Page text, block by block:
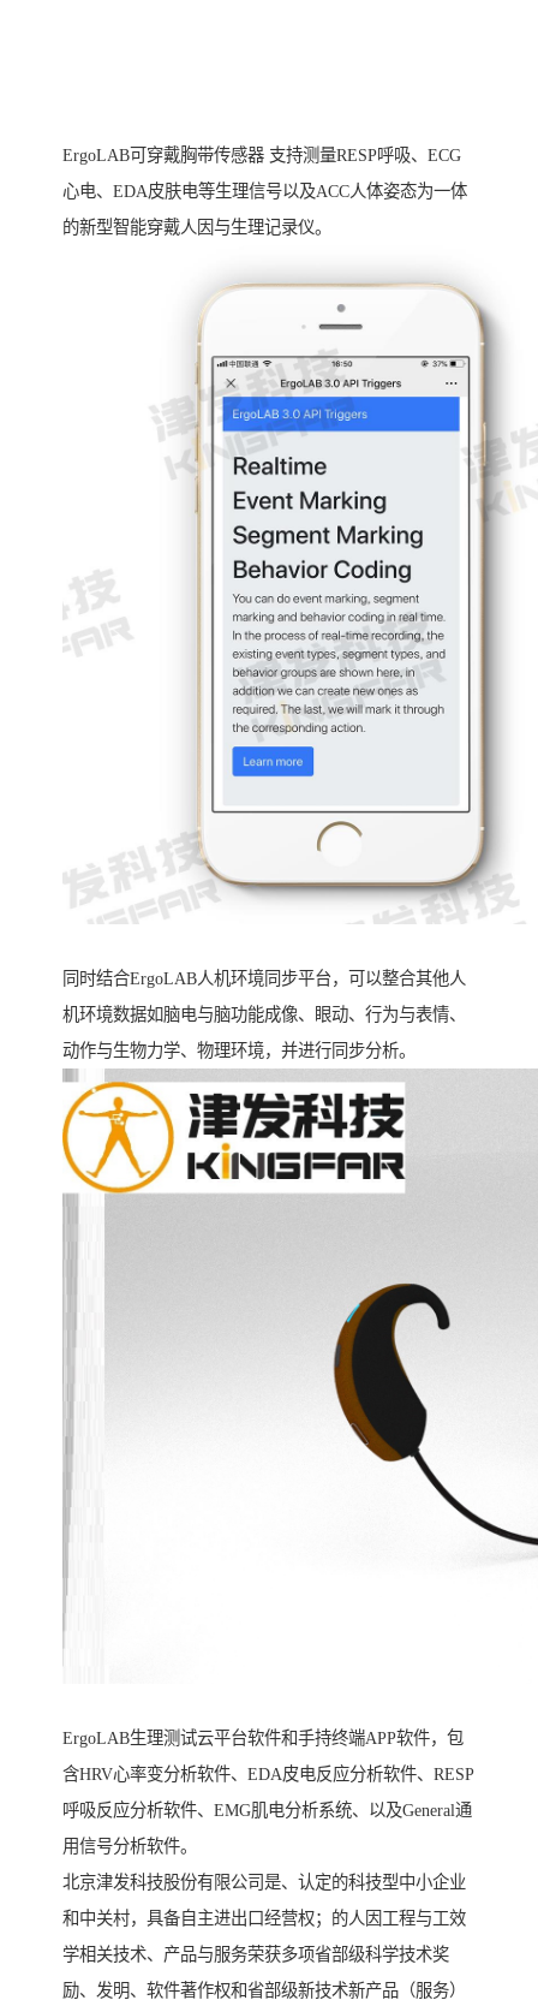
ErgoLAB可穿戴胸带传感器 支持测量RESP呼吸、ECG
心电、EDA皮肤电等生理信号以及ACC人体姿态为一体
的新型智能穿戴人因与生理记录仪。
同时结合ErgoLAB人机环境同步平台，可以整合其他人
机环境数据如脑电与脑功能成像、眼动、行为与表情、
动作与生物力学、物理环境，并进行同步分析。
ErgoLAB生理测试云平台软件和手持终端APP软件，包
含HRV心率变分析软件、EDA皮电反应分析软件、RESP
呼吸反应分析软件、EMG肌电分析系统、以及General通
用信号分析软件。
北京津发科技股份有限公司是、认定的科技型中小企业
和中关村，具备自主进出口经营权；的人因工程与工效
学相关技术、产品与服务荣获多项省部级科学技术奖
励、发明、软件著作权和省部级新技术新产品（服务）